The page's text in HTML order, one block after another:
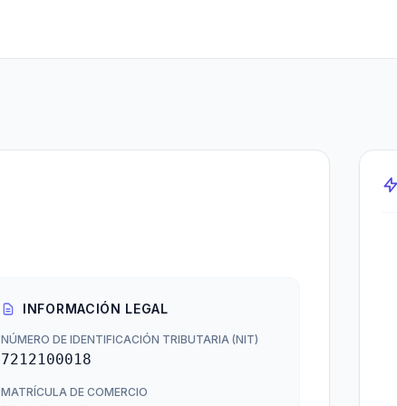
INFORMACIÓN LEGAL
NÚMERO DE IDENTIFICACIÓN TRIBUTARIA (NIT)
7212100018
MATRÍCULA DE COMERCIO